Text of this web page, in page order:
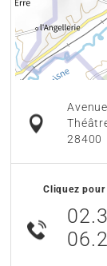
28400
Cliquez